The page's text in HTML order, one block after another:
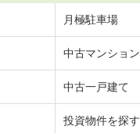
月極駐車場
中古マンション
中古一戸建て
投資物件を探す